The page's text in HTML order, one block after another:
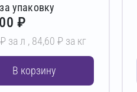
упаковку
₽
за л , 84,60 ₽ за кг
В корзину